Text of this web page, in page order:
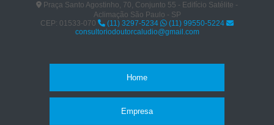
Praça Santo Agostinho, 70, Conjunto 55 - Edifício Satélite -
Aclimação São Paulo - SP
CEP: 01533-070
(11) 3297-5234
(11) 99550-5224
consultoriodoutorcaludio@gmail.com
Home
Empresa